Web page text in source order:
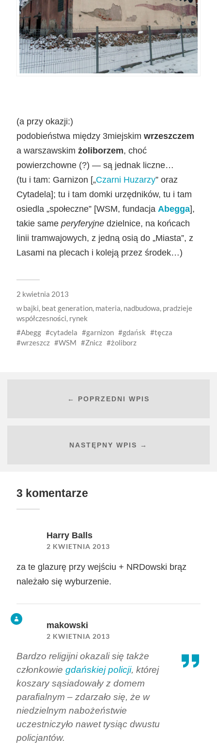
(a przy okazji:)
podobieństwa między 3miejskim wrzeszczem
a warszawskim żoliborzem, choć
powierzchowne (?) — są jednak liczne…
(tu i tam: Garnizon [„Czarni Huzarzy” oraz
Cytadela]; tu i tam domki urzędników, tu i tam
osiedla „społeczne” [WSM, fundacja Abegga],
takie same peryferyjnedzielnice, na końcach
linii tramwajowych, z jedną osią do „Miasta”, z
Lasami na plecach i koleją przez środek…)
2 kwietnia 2013
wbajki, beat generation, materia, nadbudowa, pradzieje
współczesności, rynek
Abegg
cytadela garnizon gdańsk
tęcza
wrzeszcz
WSM Znicz żoliborz
← POPRZEDNI WPIS
NASTĘPNY WPIS →
3 komentarze
Harry Balls
2 KWIETNIA 2013
za te glazurę przy wejściu + NRDowski brąz
należało się wyburzenie.
makowski
2 KWIETNIA 2013
Bardzo religijni okazali się także
członkowie gdańskiej policji, której
koszary sąsiadowały z domem
parafialnym – zdarzało się, że w
niedzielnym nabożeństwie
uczestniczyło nawet tysiąc dwustu
policjantów.